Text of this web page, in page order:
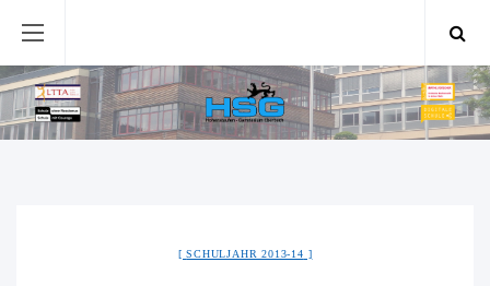
SCHULJAHR 2013-14